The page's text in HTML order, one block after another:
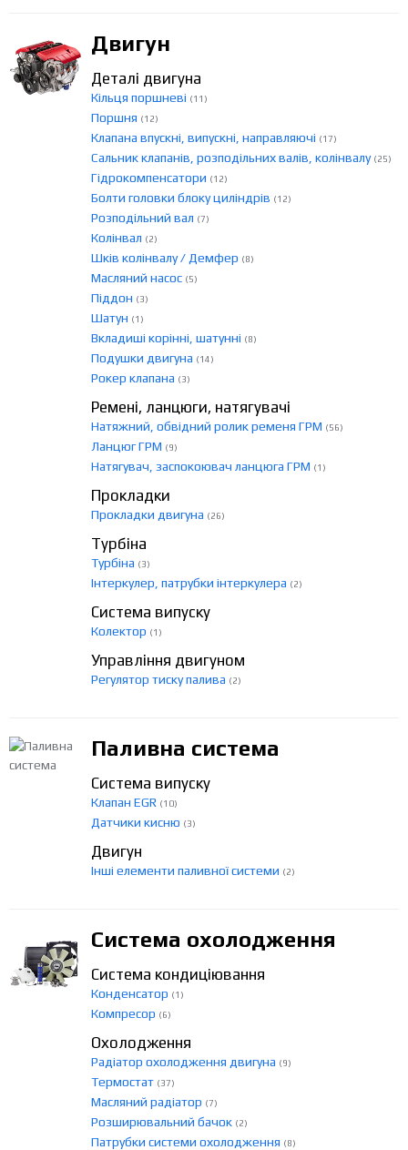
Двигун
Деталі двигуна
Кільця поршневі (11)
Поршня (12)
Клапана впускні, випускні, направляючі (17)
Сальник клапанів, розподільних валів, колінвалу (25)
Гідрокомпенсатори (12)
Болти головки блоку циліндрів (12)
Розподільний вал (7)
Колінвал (2)
Шків колінвалу / Демфер (8)
Масляний насос (5)
Піддон (3)
Шатун (1)
Вкладиші корінні, шатунні (8)
Подушки двигуна (14)
Рокер клапана (3)
Ремені, ланцюги, натягувачі
Натяжний, обвідний ролик ременя ГРМ (56)
Ланцюг ГРМ (9)
Натягувач, заспокоювач ланцюга ГРМ (1)
Прокладки
Прокладки двигуна (26)
Турбіна
Турбіна (3)
Інтеркулер, патрубки інтеркулера (2)
Система випуску
Колектор (1)
Управління двигуном
Регулятор тиску палива (2)
Паливна система
Система випуску
Клапан EGR (10)
Датчики кисню (3)
Двигун
Інші елементи паливної системи (2)
Система охолодження
Система кондиціювання
Конденсатор (1)
Компресор (6)
Охолодження
Радіатор охолодження двигуна (9)
Термостат (37)
Масляний радіатор (7)
Розширювальний бачок (2)
Патрубки системи охолодження (8)